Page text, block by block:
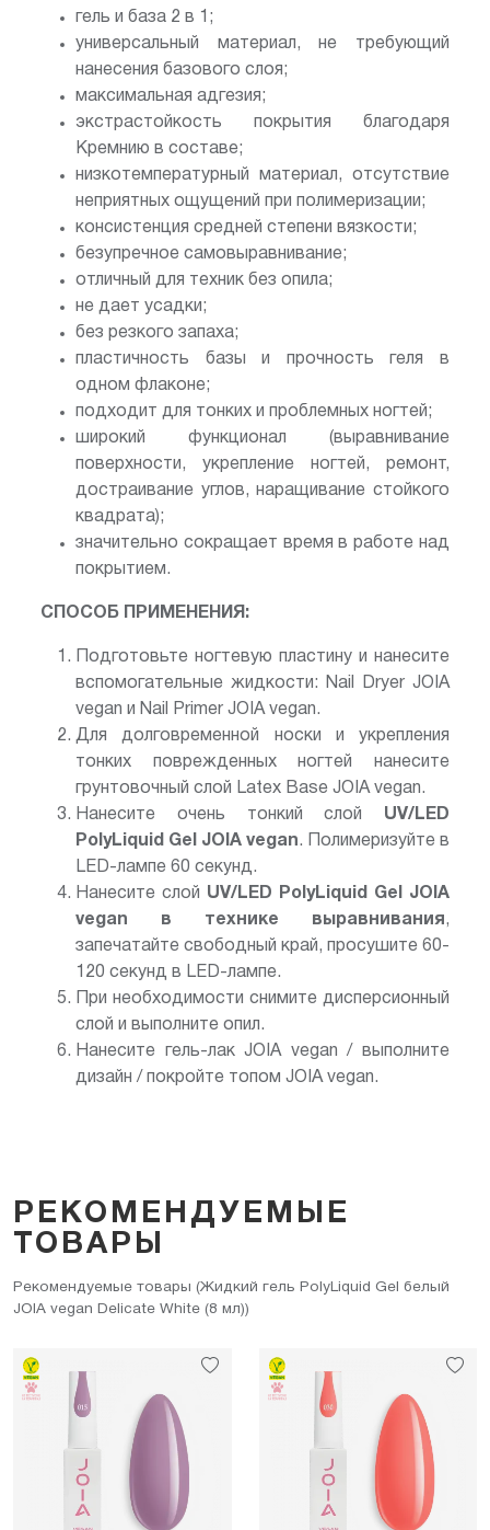
гель и база 2 в 1;
универсальный материал, не требующий
нанесения базового слоя;
максимальная адгезия;
экстрастойкость покрытия благодаря
Кремнию в составе;
низкотемпературный материал, отсутствие
неприятных ощущений при полимеризации;
консистенция средней степени вязкости;
безупречное самовыравнивание;
отличный для техник без опила;
не дает усадки;
без резкого запаха;
пластичность базы и прочность геля в
одном флаконе;
подходит для тонких и проблемных ногтей;
широкий функционал (выравнивание
поверхности, укрепление ногтей, ремонт,
достраивание углов, наращивание стойкого
квадрата);
значительно сокращает время в работе над
покрытием.
СПОСОБ ПРИМЕНЕНИЯ:
Подготовьте ногтевую пластину и нанесите
вспомогательные жидкости: Nail Dryer JOIA
vegan и Nail Primer JOIA vegan.
Для долговременной носки и укрепления
тонких поврежденных ногтей нанесите
грунтовочный слой Latex Base JOIA vegan.
Нанесите очень тонкий слой UV/LED
PolyLiquid Gel JOIA vegan. Полимеризуйте в
LED-лампе 60 секунд.
Нанесите слой UV/LED
PolyLiquid Gel JOIA
vegan в технике выравнивания,
запечатайте свободный край, просушите 60-
120 секунд в LED-лампе.
При необходимости снимите дисперсионный
слой и выполните опил.
Нанесите гель-лак JOIA vegan / выполните
дизайн / покройте топом JOIA vegan.
РЕКОМЕНДУЕМЫЕ
ТОВАРЫ
Рекомендуемые товары (Жидкий гель PolyLiquid Gel белый
JOIA vegan Delicate White (8 мл))